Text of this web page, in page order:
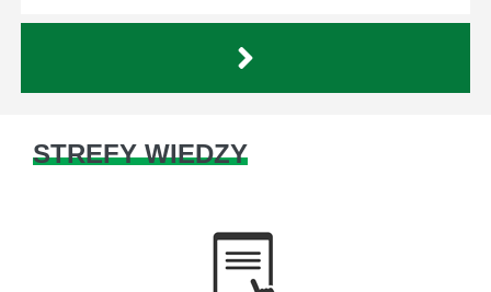
STREFY WIEDZY